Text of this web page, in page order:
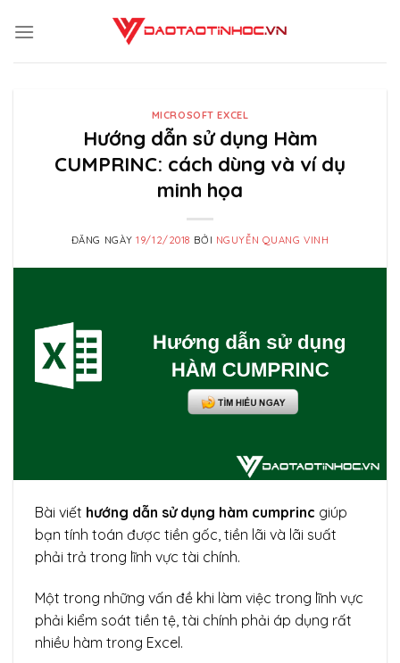
MICROSOFT EXCEL
Hướng dẫn sử dụng Hàm
CUMPRINC: cách dùng và ví dụ
minh họa
ĐĂNG NGÀY19/12/2018 BỞI NGUYỄN QUANG VINH
Bài viết hướng dẫn sử dụng hàm cumprinc giúp
bạn tính toán được tiền gốc, tiền lãi và lãi suất
phải trả trong lĩnh vực tài chính.
Một trong những vấn đề khi làm việc trong lĩnh vực
phải kiểm soát tiền tệ, tài chính phải áp dụng rất
nhiều hàm trong Excel.